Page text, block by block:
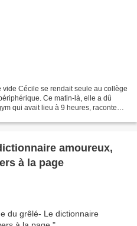
Cécile se rendait seule au collège
Ce matin-là, elle a dû
qui avait lieu à 9 heures, racontent
amoureux,
à la page